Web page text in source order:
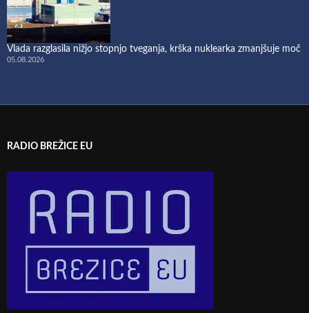
Vlada razglasila nižjo stopnjo tveganja, krška nuklearka zmanjšuje moč
05.08.2026
RADIO BREŽICE EU